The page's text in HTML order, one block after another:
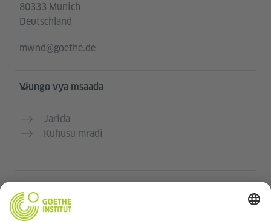
80333 Munich
Deutschland
mwnd@goethe.de
Viungo vya msaada
Jarida
Kuhusu mradi